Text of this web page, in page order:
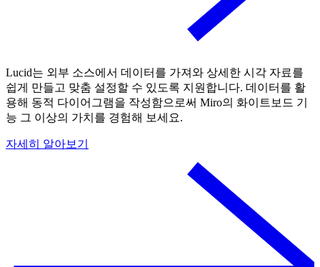
Lucid는 외부 소스에서 데이터를 가져와 상세한 시각 자료를
쉽게 만들고 맞춤 설정할 수 있도록 지원합니다. 데이터를 활
용해 동적 다이어그램을 작성함으로써 Miro의 화이트보드 기
능 그 이상의 가치를 경험해 보세요.
자세히 알아보기